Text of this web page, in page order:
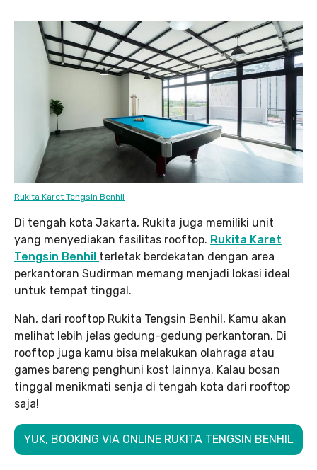
Rukita Karet Tengsin Benhil
Di tengah kota Jakarta, Rukita juga memiliki unit
yang menyediakan fasilitas rooftop. Rukita Karet
Tengsin Benhil terletak berdekatan dengan area
perkantoran Sudirman memang menjadi lokasi ideal
untuk tempat tinggal.
Nah, dari rooftop Rukita Tengsin Benhil, Kamu akan
melihat lebih jelas gedung-gedung perkantoran. Di
rooftop juga kamu bisa melakukan olahraga atau
games bareng penghuni kost lainnya. Kalau bosan
tinggal menikmati senja di tengah kota dari rooftop
saja!
YUK, BOOKING VIA ONLINE RUKITA TENGSIN BENHIL